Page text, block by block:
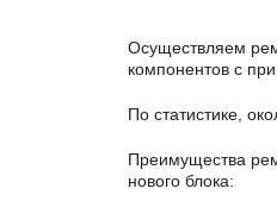
Осуществляем
компонентов с
По статистике,
Преимущества
нового блока: